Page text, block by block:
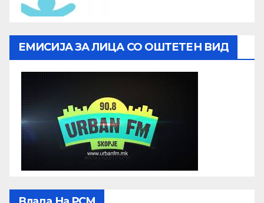
ЕМИСИЈА ЗА ЛИЦА СО ОШТЕТЕН ВИД